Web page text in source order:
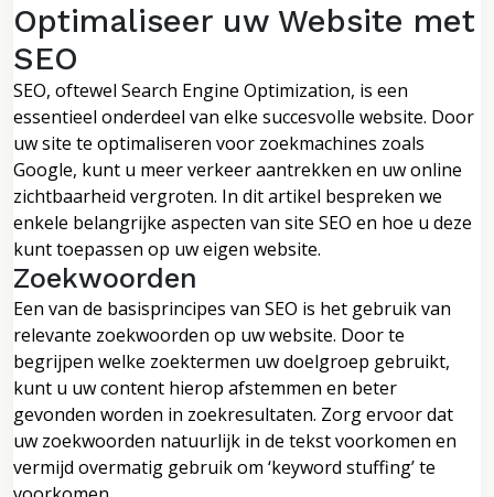
Optimaliseer uw Website met
SEO
SEO, oftewel Search Engine Optimization, is een
essentieel onderdeel van elke succesvolle website. Door
uw site te optimaliseren voor zoekmachines zoals
Google, kunt u meer verkeer aantrekken en uw online
zichtbaarheid vergroten. In dit artikel bespreken we
enkele belangrijke aspecten van site SEO en hoe u deze
kunt toepassen op uw eigen website.
Zoekwoorden
Een van de basisprincipes van SEO is het gebruik van
relevante zoekwoorden op uw website. Door te
begrijpen welke zoektermen uw doelgroep gebruikt,
kunt u uw content hierop afstemmen en beter
gevonden worden in zoekresultaten. Zorg ervoor dat
uw zoekwoorden natuurlijk in de tekst voorkomen en
vermijd overmatig gebruik om ‘keyword stuffing’ te